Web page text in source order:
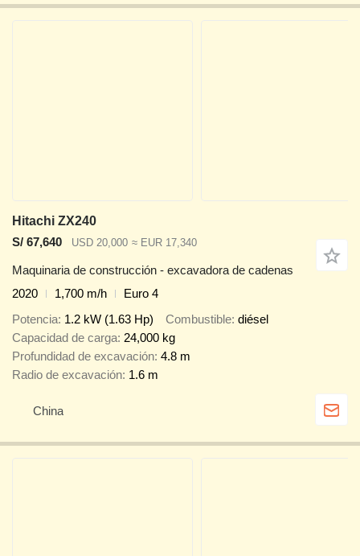
Hitachi ZX240
S/ 67,640
USD 20,000 ≈ EUR 17,340
Maquinaria de construcción - excavadora de cadenas
2020
1,700 m/h
Euro 4
Potencia 1.2 kW (1.63 Hp) Combustible diésel
Capacidad de carga 24,000 kg
Profundidad de excavación 4.8 m
Radio de excavación 1.6 m
China